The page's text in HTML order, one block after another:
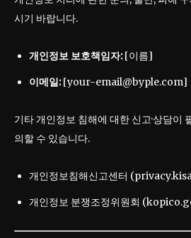
시기 바랍니다.
개인정보 보호책임자:[이름]
이메일:[your-email@byple.com]
기타 개인정보 침해에 대한 신고·상담이
의할 수 있습니다.
개인정보침해신고센터
개인정보 분쟁조정위원회